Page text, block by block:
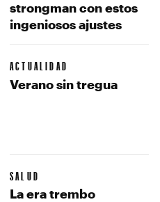
strongman con estos
ingeniosos ajustes
ACTUALIDAD
Verano sin tregua
SALUD
La era trembo